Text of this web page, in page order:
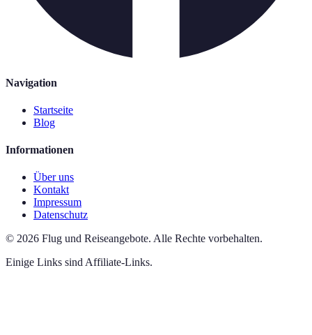
Navigation
Startseite
Blog
Informationen
Über uns
Kontakt
Impressum
Datenschutz
© 2026 Flug und Reiseangebote. Alle Rechte vorbehalten.
Einige Links sind Affiliate-Links.